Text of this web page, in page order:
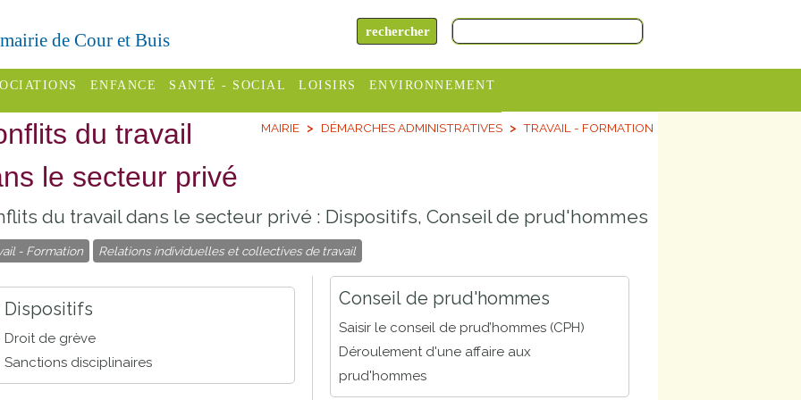
de Cour et Buis
des
des
ENFANCE
Assistantes
assistante
maternelle
Pôle petite
SANTÉ - SOCIAL
CCAS
Conseil
LOISIRS
de
tourisme
Cinémas
Piscines
Sélection
d'activité
ENVIRONNEMENT
Horaires
incitative
MAIRIE DÉMARCHES ADMINISTRATIVES TRAVAIL - FORMATION
du travail
le secteur privé
du travail dans le secteur privé : Dispositifs, Conseil de prud'hommes
- Formation Relations individuelles et collectives de travail
Dispositifs
Droit de grève
Sanctions disciplinaires
Conseil de prud'hommes
Saisir le conseil de prud’hommes (CPH)
Déroulement d'une affaire aux
prud'hommes